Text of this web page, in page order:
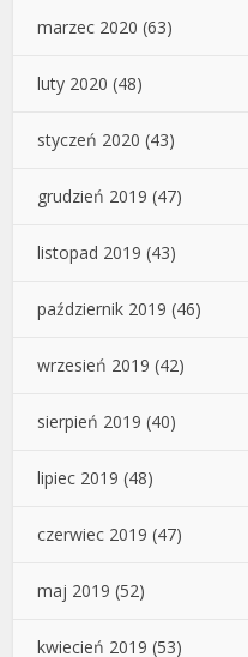
marzec 2020 (63)
luty 2020 (48)
styczeń 2020 (43)
grudzień 2019 (47)
listopad 2019 (43)
październik 2019 (46)
wrzesień 2019 (42)
sierpień 2019 (40)
lipiec 2019 (48)
czerwiec 2019 (47)
maj 2019 (52)
kwiecień 2019 (53)